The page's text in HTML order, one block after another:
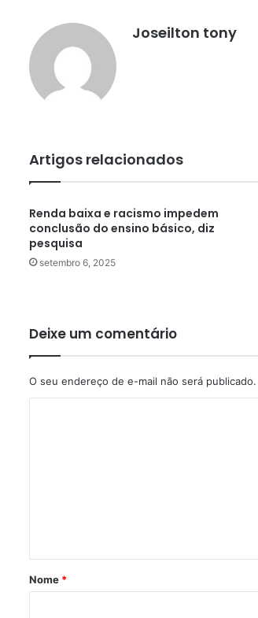
Joseilton tony
Artigos relacionados
Renda baixa e racismo impedem
conclusão do ensino básico, diz
pesquisa
setembro 6, 2025
Deixe um comentário
O seu endereço de e-mail não será publicado.
rNome *